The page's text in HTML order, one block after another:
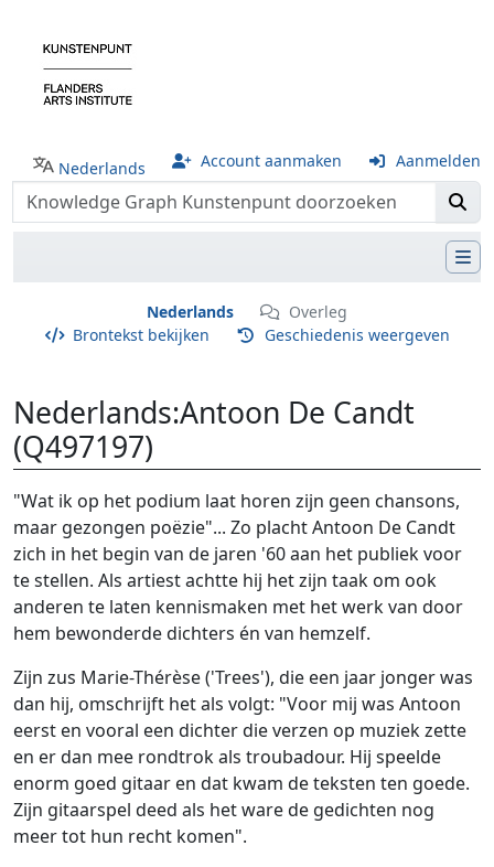
Nederlands Account aanmaken Aanmelden
Nederlands
Overleg
Brontekst bekijken
Geschiedenis weergeven
Nederlands:Antoon De Candt
(Q497197)
Ga naar:navigatie,zoeken
"Wat ik op het podium laat horen zijn geen chansons,
maar gezongen poëzie"... Zo placht Antoon De Candt
zich in het begin van de jaren '60 aan het publiek voor
te stellen. Als artiest achtte hij het zijn taak om ook
anderen te laten kennismaken met het werk van door
hem bewonderde dichters én van hemzelf.
Zijn zus Marie-Thérèse ('Trees'), die een jaar jonger was
dan hij, omschrijft het als volgt: "Voor mij was Antoon
eerst en vooral een dichter die verzen op muziek zette
en er dan mee rondtrok als troubadour. Hij speelde
enorm goed gitaar en dat kwam de teksten ten goede.
Zijn gitaarspel deed als het ware de gedichten nog
meer tot hun recht komen".